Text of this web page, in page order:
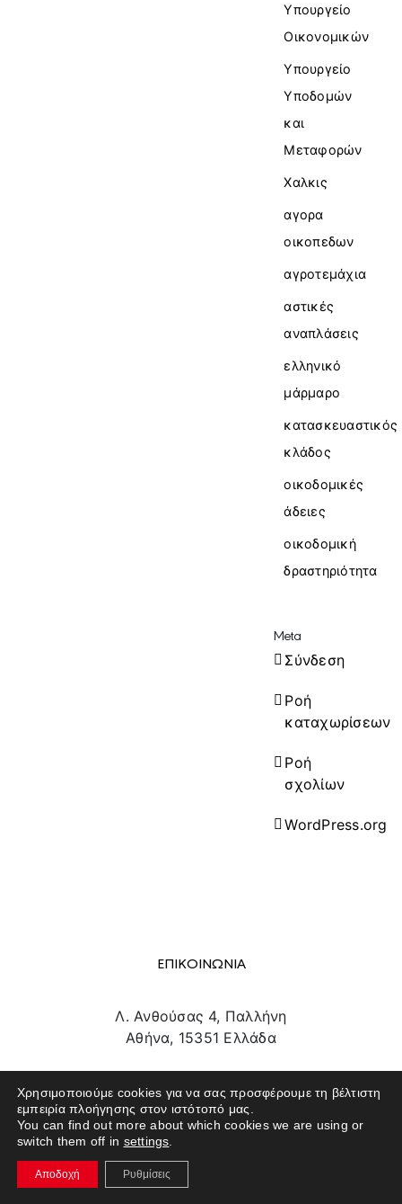
Υπουργείο
Οικονομικών
Υπουργείο
Υποδομών
και
Μεταφορών
Χαλκις
αγορα
οικοπεδων
αγροτεμάχια
αστικές
αναπλάσεις
ελληνικό
μάρμαρο
κατασκευαστικός
κλάδος
οικοδομικές
άδειες
οικοδομική
δραστηριότητα
Meta
Σύνδεση
Ροή
καταχωρίσεων
Ροή
σχολίων
WordPress.org
ΕΠΙΚΟΙΝΩΝΙΑ
Λ. Ανθούσας 4, Παλλήνη
Αθήνα, 15351 Ελλάδα
info@texpo.gr
211 180 1801
SITE MAP
Χρησιμοποιούμε cookies για να σας προσφέρουμε τη βέλτιστη
εμπειρία πλοήγησης στον ιστότοπό μας.
You can find out more about which cookies we are using or
switch them off in settings
Αποδοχή Ρυθμίσεις